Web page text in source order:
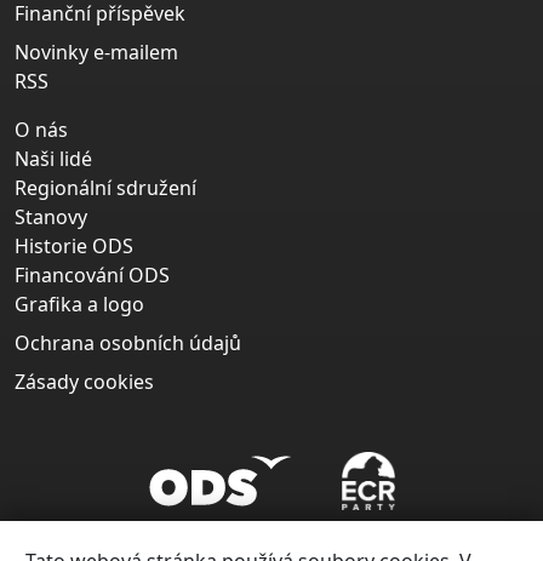
Finanční příspěvek
Novinky e-mailem
RSS
O nás
Naši lidé
Regionální sdružení
Stanovy
Historie ODS
Financování ODS
Grafika a logo
Ochrana osobních údajů
Zásady cookies